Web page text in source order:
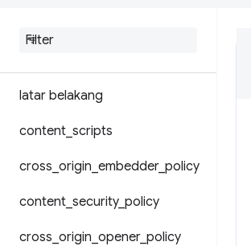
Mengganti setelan Chrome
latar belakang
content scripts
cross origin embedder_ policy
content security_ policy
cross origin opener_ policy